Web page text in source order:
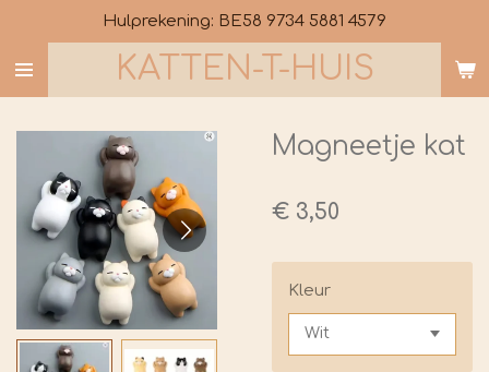
direct
naar
de
hoofdinhoud
KATTEN-T-HUIS
Hulprekening: BE58 9734 5881 4579
Magneetje kat
€ 3,50
Kleur